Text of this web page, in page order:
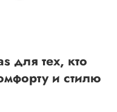
для тех, кто
и стилю